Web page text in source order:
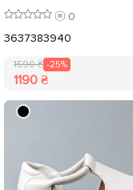
0
3637383940
1590 ₴ -25%
1190 ₴